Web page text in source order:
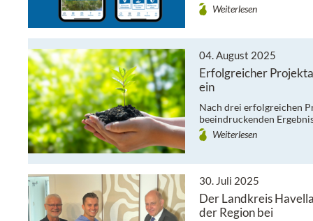
Weiterlesen
04. August 2025
Erfolgreicher
ein
Nach drei erfolgreichen
beeindruckenden
Weiterlesen
30. Juli 2025
Der Landkreis
der Region bei